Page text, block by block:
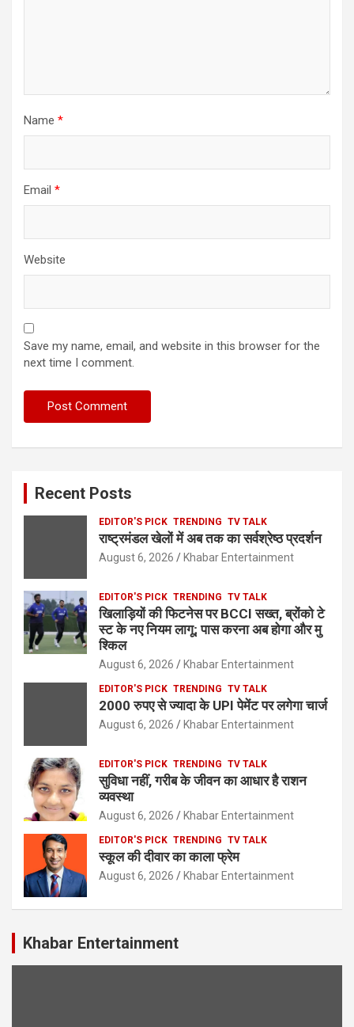
Name *
Email *
Website
Save my name, email, and website in this browser for the
next time I comment.
Recent Posts
EDITOR'S PICK TRENDING TV TALK
राष्ट्रमंडल खेलों में अब तक का सर्वश्रेष्ठ प्रदर्शन
August 6, 2026 Khabar Entertainment
EDITOR'S PICK TRENDING TV TALK
खिलाड़ियों की फिटनेस पर BCCI सख्त, ब्रोंको टे
स्ट के नए नियम लागू; पास करना अब होगा और मु
श्किल
August 6, 2026 Khabar Entertainment
EDITOR'S PICK TRENDING TV TALK
2000 रुपए से ज्यादा के UPI पेमेंट पर लगेगा चार्ज
August 6, 2026 Khabar Entertainment
EDITOR'S PICK TRENDING TV TALK
सुविधा नहीं, गरीब के जीवन का आधार है राशन
व्यवस्था
August 6, 2026 Khabar Entertainment
EDITOR'S PICK TRENDING TV TALK
स्कूल की दीवार का काला फ्रेम
August 6, 2026 Khabar Entertainment
Khabar Entertainment